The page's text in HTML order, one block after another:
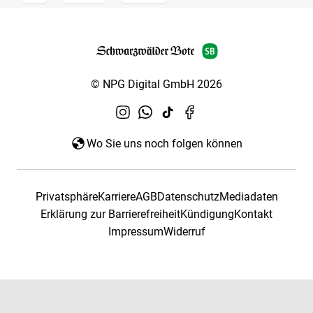
© NPG Digital GmbH 2026
Wo Sie uns noch folgen können
PrivatsphäreKarriereAGBDatenschutzMediadaten
Erklärung zur BarrierefreiheitKündigungKontakt
ImpressumWiderruf